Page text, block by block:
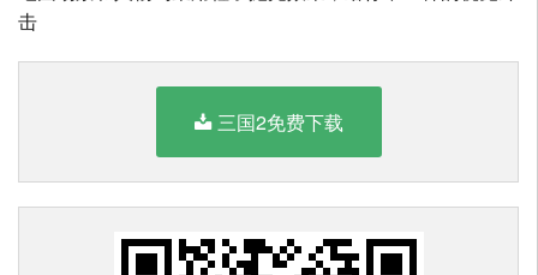
击
三国2免费下载